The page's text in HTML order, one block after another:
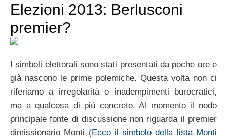
Elezioni 2013: Berlusconi
premier?
I simboli elettorali sono stati presentati da poche ore e
già nascono le prime polemiche. Questa volta non ci
riferiamo a irregolarità o inadempimenti burocratici,
ma a qualcosa di più concreto. Al momento il nodo
principale fonte di discussione non riguarda il premier
dimissionario Monti (Ecco il simbolo della lista Monti